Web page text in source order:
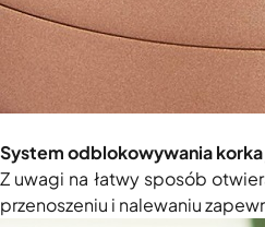
System odblokowywania
Z uwagi na łatwy sposób
przenoszeniu i nalewaniu